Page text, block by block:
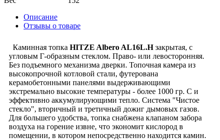
Описание
Отзывы о товаре
Каминная топка HITZE Albero AL16L.Hзакрытая, с
угловым Г-образным стеклом. Право- или левосторонняя.
Без подъемного механизма дверки. Топочная камера из
высокопрочной котловой стали, футерована
керамобетонными панелями выдерживающими
экстремально высокие температуры - более 1000 гр. С и
эффективно аккумулирующими тепло. Система "Чистое
стекло", вторичный и третичный дожиг дымовых газов.
Для большего удобства, топка снабжена клапаном забора
воздуха на горение извне, что экономит кислород в
помещении, в котором непосредственно находится камин.